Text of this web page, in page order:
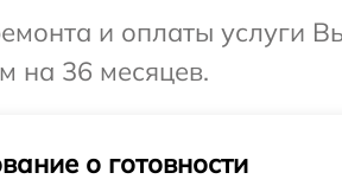
и оплаты услуги
на 36 месяцев.
о готовности